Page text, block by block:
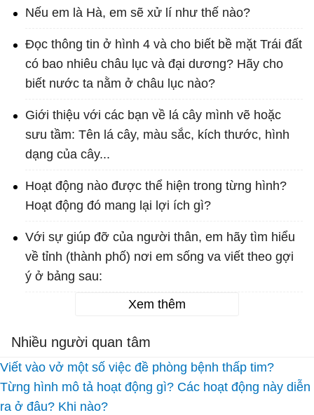
Nếu em là Hà, em sẽ xử lí như thế nào?
Đọc thông tin ở hình 4 và cho biết bề mặt Trái đất
có bao nhiêu châu lục và đại dương? Hãy cho
biết nước ta nằm ở châu lục nào?
Giới thiệu với các bạn về lá cây mình vẽ hoặc
sưu tầm: Tên lá cây, màu sắc, kích thước, hình
dạng của cây...
Hoạt động nào được thể hiện trong từng hình?
Hoạt động đó mang lại lợi ích gì?
Với sự giúp đỡ của người thân, em hãy tìm hiểu
về tỉnh (thành phố) nơi em sống va viết theo gợi
ý ở bảng sau:
Xem thêm
Nhiều người quan tâm
Viết vào vở một số việc đề phòng bệnh thấp tim?
Từng hình mô tả hoạt động gì? Các hoạt động này diễn
ra ở đâu? Khi nào?